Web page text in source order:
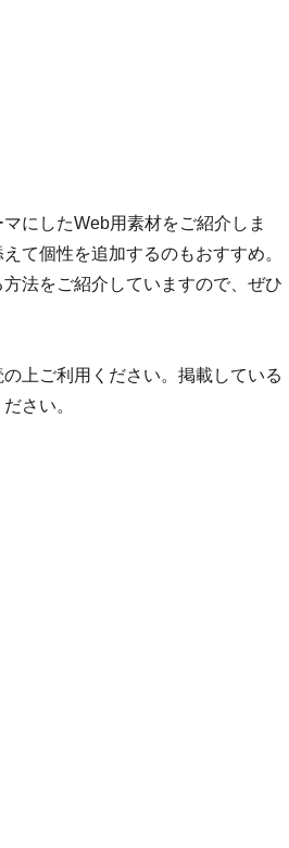
にしたWeb用素材をご紹介しま
て個性を追加するのもおすすめ。
法をご紹介していますので、ぜひ
上ご利用ください。掲載している
さい。